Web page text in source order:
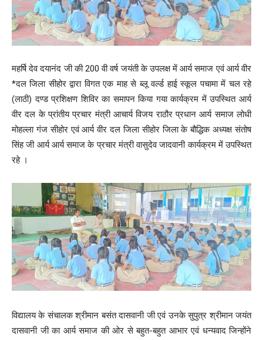
महर्षि देव दयानंद जी की 200 वी वर्ष जयंती के उपलक्ष में आर्य समाज एवं आर्य वीर
*दल जिला सीहोर द्वारा विगत एक माह से ब्लू वर्ल्ड हाई स्कूल पचामा में चल रहे
(लाठी) दण्ड प्रशिक्षण शिविर का समापन किया गया कार्यक्रम में उपस्थित आर्य
वीर दल के प्रांतीय प्रचार मंत्री आचार्य विजय राठौर प्रधान आर्य समाज लोधी
मोहल्ला गंज सीहोर एवं आर्य वीर दल जिला सीहोर जिला के बौद्धिक अध्यक्ष संतोष
सिंह जी आर्य आर्य समाज के प्रचार मंत्री वासुदेव जादवानी कार्यक्रम में उपस्थित
रहे ।
विद्यालय के संचालक श्रीमान बसंत दासवानी जी एवं उनके सुपुत्र श्रीमान जयंत
दासवानी जी का आर्य समाज की ओर से बहुत-बहुत आभार एवं धन्यवाद जिन्होंने